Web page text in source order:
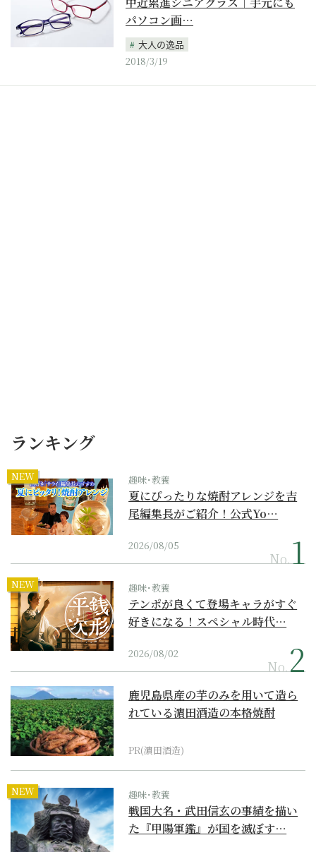
パソコン画…
大人の逸品
2018/3/19
ランキング
NEW 趣味･教養
夏にぴったりな焼酎アレンジを吉
尾編集長がご紹介！公式Yo…
2026/08/05
No.
NEW 趣味･教養
テンポが良くて登場キャラがすぐ
好きになる！スペシャル時代…
2026/08/02
No.
鹿児島県産の芋のみを用いて造ら
れている濵田酒造の本格焼酎
PR(濵田酒造)
NEW 趣味･教養
戦国大名・武田信玄の事績を描い
た『甲陽軍鑑』が国を滅ぼす…